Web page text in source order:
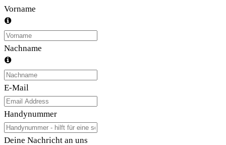
Vorname
Nachname
E-Mail
Handynummer
Deine Nachricht an uns